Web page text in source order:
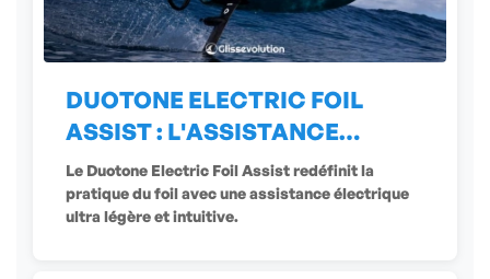
DUOTONE ELECTRIC FOIL
ASSIST : L'ASSISTANCE
ÉLECTRIQUE
Le Duotone Electric Foil Assist redéfinit la
pratique du foil avec une assistance électrique
ultra légère et intuitive.